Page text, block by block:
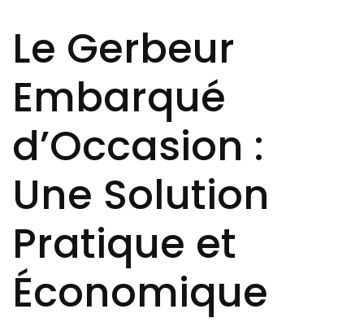
Le Gerbeur
Embarqué
d’Occasion :
Une Solution
Pratique et
Économique